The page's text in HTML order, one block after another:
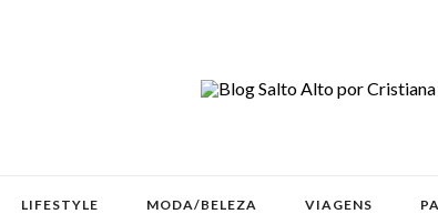
LIFESTYLE MODA/BELEZA VIAGENS